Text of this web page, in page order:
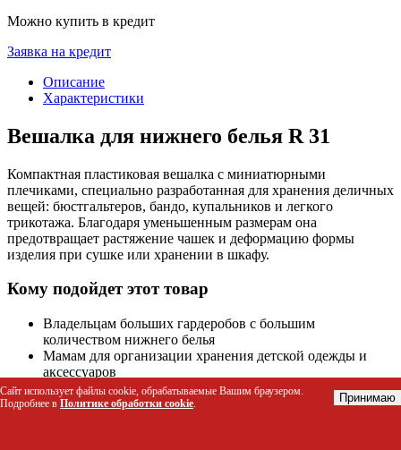
Можно купить в кредит
Заявка на кредит
Описание
Характеристики
Вешалка для нижнего белья R 31
Компактная пластиковая вешалка с миниатюрными
плечиками, специально разработанная для хранения деличных
вещей: бюстгальтеров, бандо, купальников и легкого
трикотажа. Благодаря уменьшенным размерам она
предотвращает растяжение чашек и деформацию формы
изделия при сушке или хранении в шкафу.
Кому подойдет этот товар
Владельцам больших гардеробов с большим
количеством нижнего белья
Мамам для организации хранения детской одежды и
аксессуаров
Хозяйкам, использующим сушильные машины или
веревки для деличной стирки
Сайт использует файлы cookie, обрабатываемые Вашим браузером.
Подробнее в Политике обработки cookie. Принимаю